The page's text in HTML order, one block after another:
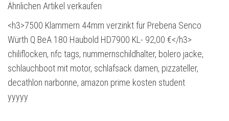
Ähnlichen Artikel verkaufen
<h3>7500 Klammern 44mm verzinkt für Prebena Senco
Würth Q BeA 180 Haubold HD7900 KL- 92,00 €</h3>
chiliflocken, nfc tags, nummernschildhalter, bolero jacke,
schlauchboot mit motor, schlafsack damen, pizzateller,
decathlon narbonne, amazon prime kosten student
yyyyy